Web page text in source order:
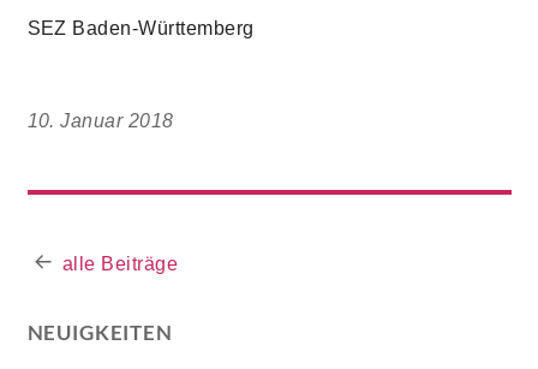
SEZ Baden-Württemberg
10. Januar 2018
alle Beiträge
NEUIGKEITEN